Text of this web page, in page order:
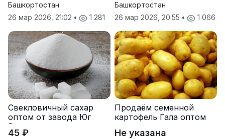
Башкортостан
26 мар 2026, 21:02 • 1 281
Башкортостан
26 мар 2026, 20:55 • 1 066
Свекловичный сахар
оптом от завода Юг
Руси
45 ₽
Продаём семенной
картофель Гала оптом
Не указана